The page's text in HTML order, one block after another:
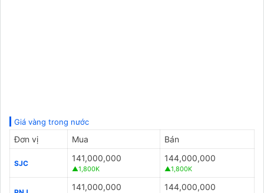
Giá vàng trong nước
Đơn vị Mua Bán
SJC
141,000,000
▲1,800K
144,000,000
▲1,800K
141,000,000 144,000,000